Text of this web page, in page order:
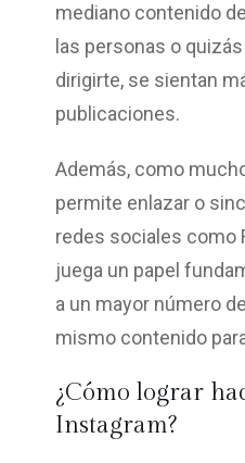
mediano contenido
las personas o
dirigirte, se sientan
publicaciones.
Además, como
permite enlazar o
redes sociales como
juega un papel
a un mayor número
mismo contenido
¿Cómo lograr
Instagram?